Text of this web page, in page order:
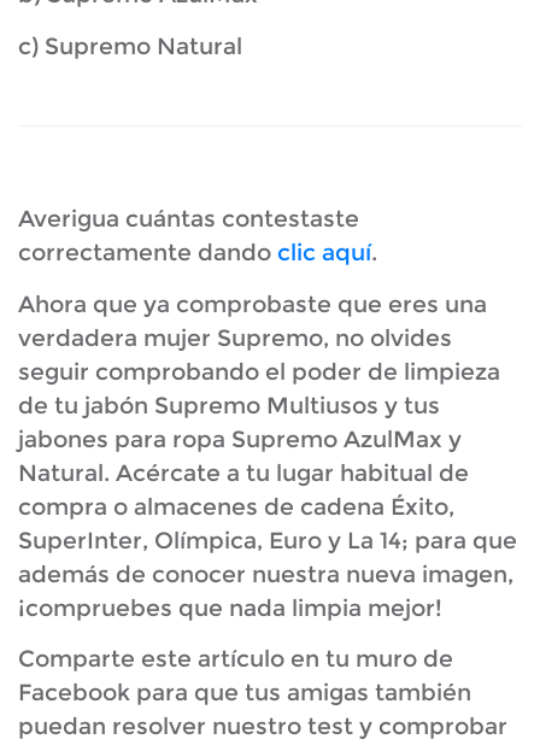
c) Supremo Natural
Averigua cuántas contestaste
correctamente dando clic aquí.
Ahora que ya comprobaste que eres una
verdadera mujer Supremo, no olvides
seguir comprobando el poder de limpieza
de tu jabón Supremo Multiusos y tus
jabones para ropa Supremo AzulMax y
Natural. Acércate a tu lugar habitual de
compra o almacenes de cadena Éxito,
SuperInter, Olímpica, Euro y La 14; para que
además de conocer nuestra nueva imagen,
¡compruebes que nada limpia mejor!
Comparte este artículo en tu muro de
Facebook para que tus amigas también
puedan resolver nuestro test y comprobar